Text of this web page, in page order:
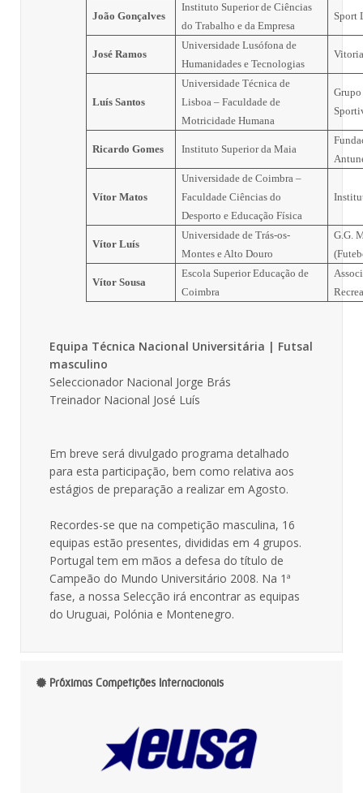
João Gonçalves
Instituto Superior de Ciências
do Trabalho e da Empresa
Sport
José Ramos
Universidade Lusófona de
Humanidades e Tecnologias
Luís Santos
Universidade Técnica de
Lisboa – Faculdade de
Motricidade Humana
Ricardo Gomes Instituto Superior da Maia
Vítor Matos
Universidade de Coimbra –
Faculdade Ciências do
Desporto e Educação Física
Vítor Luís
Universidade de Trás-os-
Montes e Alto Douro
G.G.
Vítor Sousa
Escola Superior Educação de
Coimbra
Equipa Técnica Nacional Universitária | Futsal
masculino
Seleccionador Nacional Jorge Brás
Treinador Nacional José Luís
Em breve será divulgado programa detalhado
para esta participação, bem como relativa aos
estágios de preparação a realizar em Agosto.
Recordes-se que na competição masculina, 16
equipas estão presentes, divididas em 4 grupos.
Portugal tem em mãos a defesa do título de
Campeão do Mundo Universitário 2008. Na 1ª
fase, a nossa Selecção irá encontrar as equipas
do Uruguai, Polónia e Montenegro.
Próximas Competições Internacionais